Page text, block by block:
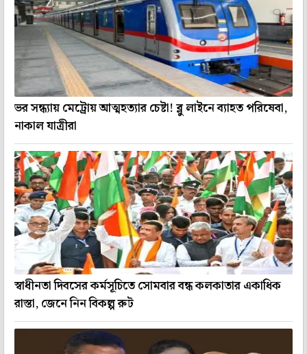
ভর সন্ধ্যায় মেট্রোয় আত্মহত্যার চেষ্টা! ব্লু লাইনে ব্যাহত পরিষেবা,
নাকাল যাত্রীরা
স্বাধীনতা দিবসের কর্মসূচিতে সোমবার বন্ধ কলকাতার একাধিক
রাস্তা, জেনে নিন বিকল্প রুট